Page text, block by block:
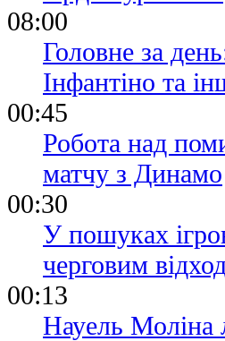
08:00
Головне за
Інфантіно та
00:45
Робота над
матчу з Динамо
00:30
У пошуках
черговим
00:13
Науель Моліна